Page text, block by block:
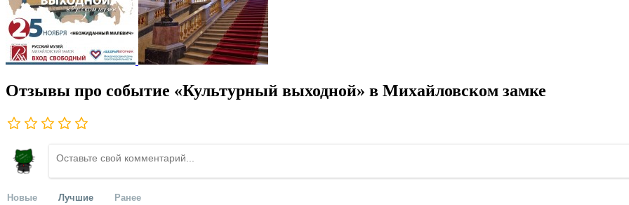
Отзывы про событие «Культурный выходной» в Михайловском замке
Новые Лучшие Ранее